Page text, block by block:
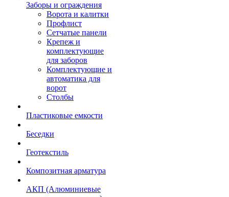
Заборы и ограждения
Ворота и калитки
Профлист
Сетчатые панели
Крепеж и
комплектующие
для заборов
Комплектующие и
автоматика для
ворот
Столбы
Пластиковые емкости
Беседки
Геотекстиль
Композитная арматура
АКП (Алюминиевые